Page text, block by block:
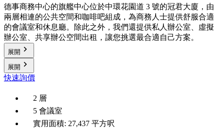
德事商務中心的旗艦中心位於中環花園道 3 號的冠君大廈，由
兩層相連的公共空間和咖啡吧組成，為商務人士提供舒服合適
的會議室和休息廳。除此之外，我們還提供私人辦公室、虛擬
辦公室、共享辦公空間出租，讓您挑選最合適自己方案。
展開
展開
快速詢價
2 層
5 會議室
實用面積: 27,437 平方呎